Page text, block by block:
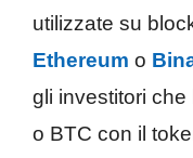
utilizzate su
Ethereum o
gli investitori
o BTC con il